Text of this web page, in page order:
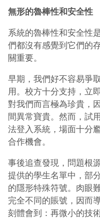
無形的魯棒性和安全性
系統的魯棒性和安全性
們都沒有感覺到它們的
關重要。
早期，我們好不容易爭
用。校方十分支持，立
對我們而言極為珍貴，
間異常寶貴。然而，試
法登入系統，場面十分
合作機會。
事後追查發現，問題根
提供的學生名單中，部
的隱形特殊符號。肉眼
完全不同的賬號，因而
刻體會到：再微小的技